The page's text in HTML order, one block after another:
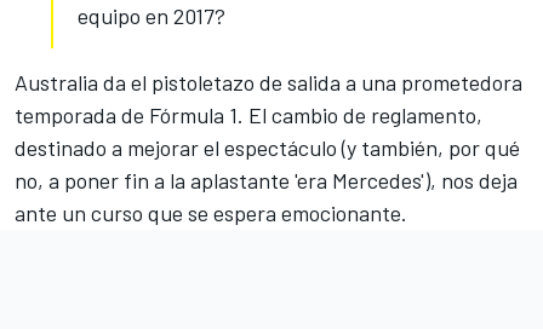
equipo en 2017?
Australia da el pistoletazo de salida a una prometedora
temporada de Fórmula 1. El cambio de reglamento,
destinado a mejorar el espectáculo (y también, por qué
no, a poner fin a la aplastante 'era Mercedes'), nos deja
ante un curso que se espera emocionante.